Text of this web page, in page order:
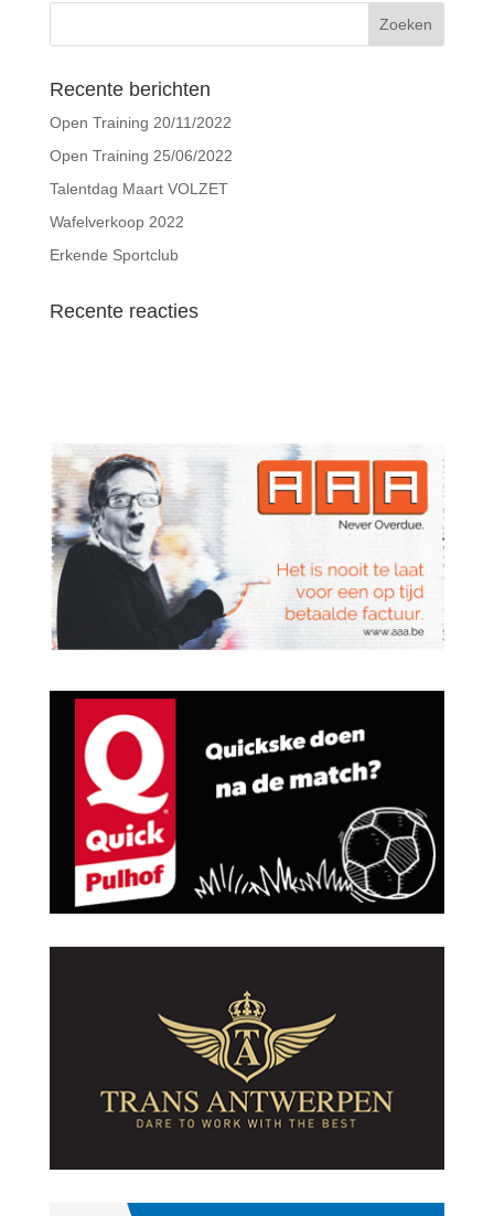
Recente berichten
Open Training 20/11/2022
Open Training 25/06/2022
Talentdag Maart VOLZET
Wafelverkoop 2022
Erkende Sportclub
Recente reacties